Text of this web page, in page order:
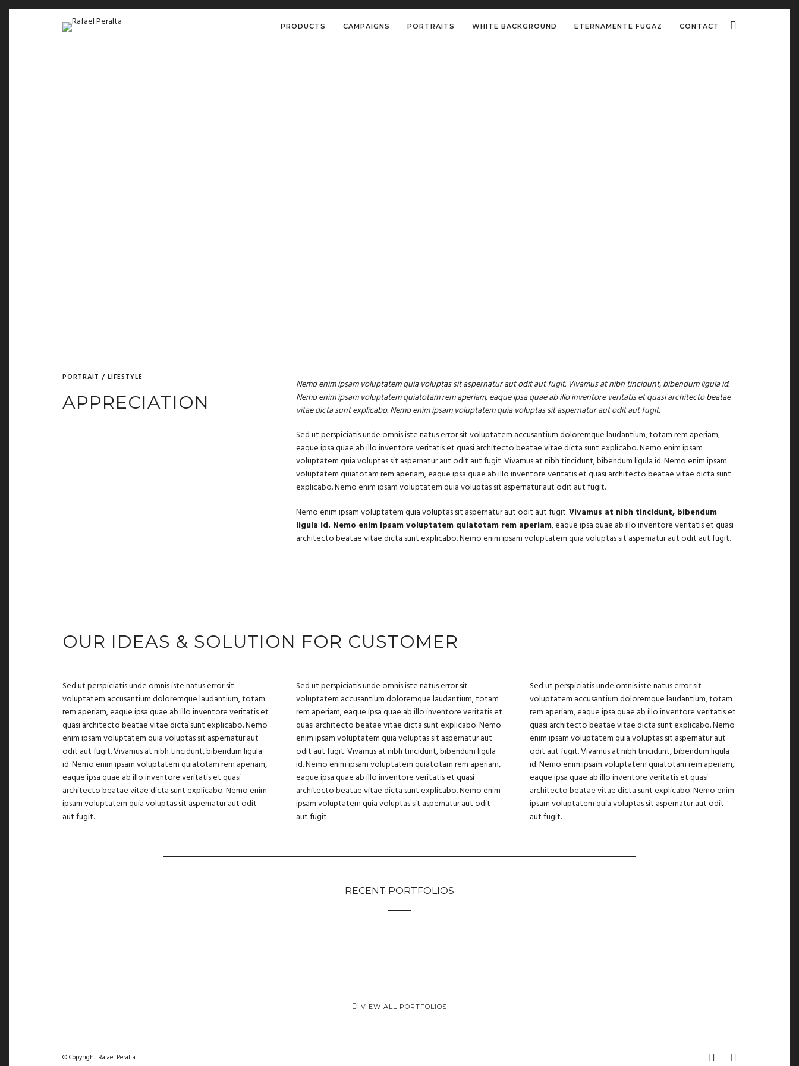
PRODUCTS CAMPAIGNS PORTRAITS WHITE BACKGROUND ETERNAMENTE FUGAZ CONTACT
PORTRAIT / LIFESTYLE
APPRECIATION
Nemo enim ipsam voluptatem quia voluptas sit aspernatur aut odit aut fugit. Vivamus at nibh tincidunt, bibendum ligula id.
Nemo enim ipsam voluptatem quiatotam rem aperiam, eaque ipsa quae ab illo inventore veritatis et quasi architecto beatae
vitae dicta sunt explicabo. Nemo enim ipsam voluptatem quia voluptas sit aspernatur aut odit aut fugit.
Sed ut perspiciatis unde omnis iste natus error sit voluptatem accusantium doloremque laudantium, totam rem aperiam,
eaque ipsa quae ab illo inventore veritatis et quasi architecto beatae vitae dicta sunt explicabo. Nemo enim ipsam
voluptatem quia voluptas sit aspernatur aut odit aut fugit. Vivamus at nibh tincidunt, bibendum ligula id. Nemo enim ipsam
voluptatem quiatotam rem aperiam, eaque ipsa quae ab illo inventore veritatis et quasi architecto beatae vitae dicta sunt
explicabo. Nemo enim ipsam voluptatem quia voluptas sit aspernatur aut odit aut fugit.
Nemo enim ipsam voluptatem quia voluptas sit aspernatur aut odit aut fugit.Vivamus at nibh tincidunt, bibendum
ligula id. Nemo enim ipsam voluptatem quiatotam rem aperiam, eaque ipsa quae ab illo inventore veritatis et quasi
architecto beatae vitae dicta sunt explicabo. Nemo enim ipsam voluptatem quia voluptas sit aspernatur aut odit aut fugit.
OUR IDEAS & SOLUTION FOR CUSTOMER
Sed ut perspiciatis unde omnis iste natus error sit
voluptatem accusantium doloremque laudantium, totam
rem aperiam, eaque ipsa quae ab illo inventore veritatis et
quasi architecto beatae vitae dicta sunt explicabo. Nemo
enim ipsam voluptatem quia voluptas sit aspernatur aut
odit aut fugit. Vivamus at nibh tincidunt, bibendum ligula
id. Nemo enim ipsam voluptatem quiatotam rem aperiam,
eaque ipsa quae ab illo inventore veritatis et quasi
architecto beatae vitae dicta sunt explicabo. Nemo enim
ipsam voluptatem quia voluptas sit aspernatur aut odit
aut fugit.
Sed ut perspiciatis unde omnis iste natus error sit
voluptatem accusantium doloremque laudantium, totam
rem aperiam, eaque ipsa quae ab illo inventore veritatis et
quasi architecto beatae vitae dicta sunt explicabo. Nemo
enim ipsam voluptatem quia voluptas sit aspernatur aut
odit aut fugit. Vivamus at nibh tincidunt, bibendum ligula
id. Nemo enim ipsam voluptatem quiatotam rem aperiam,
eaque ipsa quae ab illo inventore veritatis et quasi
architecto beatae vitae dicta sunt explicabo. Nemo enim
ipsam voluptatem quia voluptas sit aspernatur aut odit
aut fugit.
Sed ut perspiciatis unde omnis iste natus error sit
voluptatem accusantium doloremque laudantium, totam
rem aperiam, eaque ipsa quae ab illo inventore veritatis et
quasi architecto beatae vitae dicta sunt explicabo. Nemo
enim ipsam voluptatem quia voluptas sit aspernatur aut
odit aut fugit. Vivamus at nibh tincidunt, bibendum ligula
id. Nemo enim ipsam voluptatem quiatotam rem aperiam,
eaque ipsa quae ab illo inventore veritatis et quasi
architecto beatae vitae dicta sunt explicabo. Nemo enim
ipsam voluptatem quia voluptas sit aspernatur aut odit
aut fugit.
RECENT PORTFOLIOS
VIEW ALL PORTFOLIOS
© Copyright Rafael Peralta